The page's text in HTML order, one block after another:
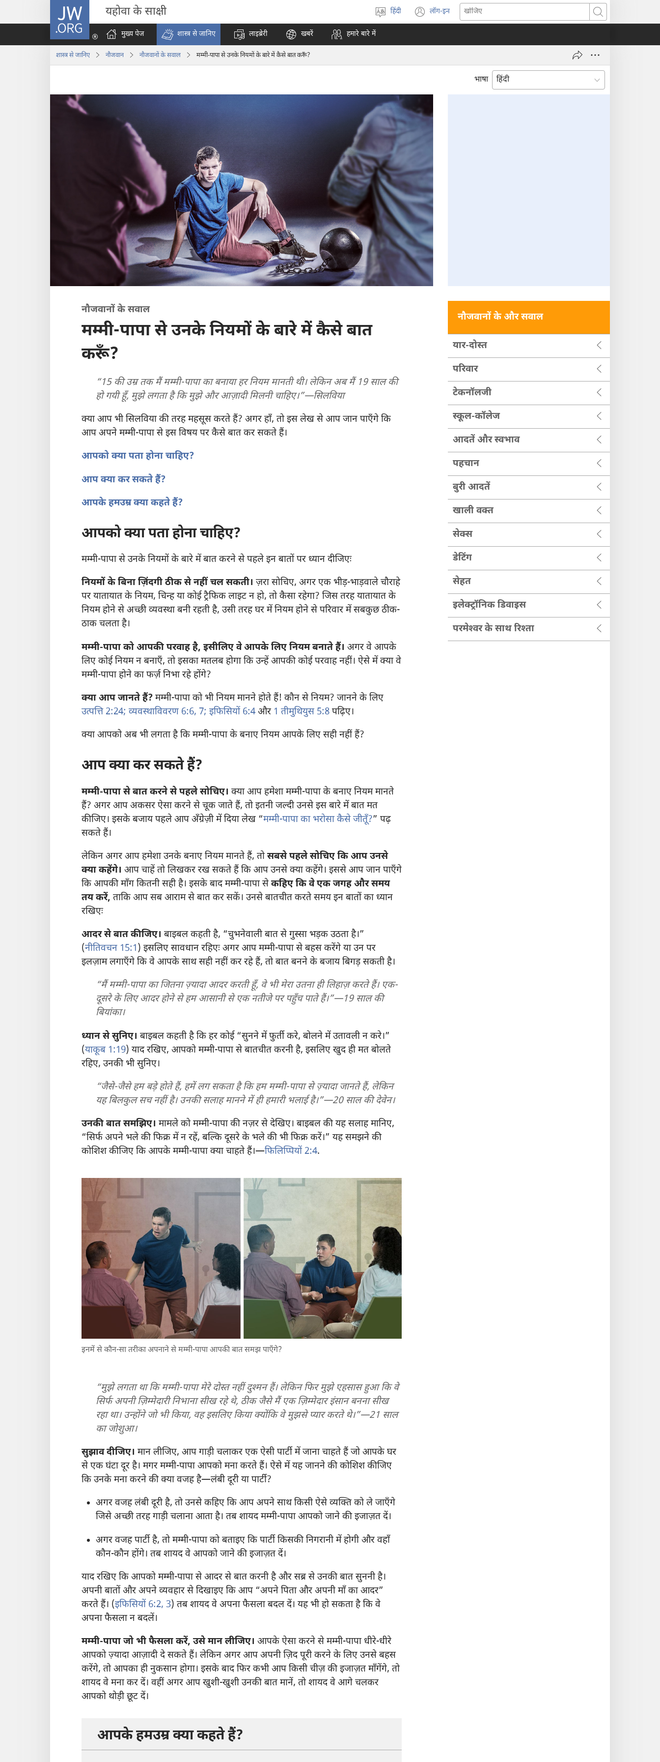
JW.ORG यहोवा के साक्षी
भाषा
चुनें
हिंदी लॉग-इन
(opens
new
खोजिए
मुख्य पेज शास्त्र से जानिए लाइब्रेरी खबरें हमारे बारे में
शास्त्र से जानिए नौजवान नौजवानों के सवाल मम्मी-पापा से उनके नियमों के बारे में कैसे बात करूँ?
भाषा
नौजवानों के सवाल
मम्मी-पापा से उनके नियमों के बारे में कैसे बात
करूँ?
“15 की उम्र तक मैं मम्मी-पापा का बनाया हर नियम मानती थी। लेकिन अब मैं 19 साल की
हो गयी हूँ, मुझे लगता है कि मुझे और आज़ादी मिलनी चाहिए।”—सिलविया
क्या आप भी सिलविया की तरह महसूस करते हैं? अगर हाँ, तो इस लेख से आप जान पाएँगे कि
आप अपने मम्मी-पापा से इस विषय पर कैसे बात कर सकते हैं।
आपको क्या पता होना चाहिए?
आप क्या कर सकते हैं?
आपके हमउम्र क्या कहते हैं?
आपको क्या पता होना चाहिए?
मम्मी-पापा से उनके नियमों के बारे में बात करने से पहले इन बातों पर ध्यान दीजिएः
नियमों के बिना ज़िंदगी ठीक से नहीं चल सकती। ज़रा सोचिए, अगर एक भीड़-भाड़वाले चौराहे
पर यातायात के नियम, चिन्ह या कोई ट्रैफिक लाइट न हो, तो कैसा रहेगा? जिस तरह यातायात के
नियम होने से अच्छी व्यवस्था बनी रहती है, उसी तरह घर में नियम होने से परिवार में सबकुछ ठीक-
ठाक चलता है।
मम्मी-पापा को आपकी परवाह है, इसीलिए वे आपके लिए नियम बनाते हैं। अगर वे आपके
लिए कोई नियम न बनाएँ, तो इसका मतलब होगा कि उन्हें आपकी कोई परवाह नहीं। ऐसे में क्या वे
मम्मी-पापा होने का फर्ज़ निभा रहे होंगे?
क्या आप जानते हैं? मम्मी-पापा को भी नियम मानने होते हैं! कौन से नियम? जानने के लिए
उत्पत्ति 2:24; व्यवस्थाविवरण 6:6, 7; इफिसियों 6:4 और 1 तीमुथियुस 5:8 पढ़िए।
क्या आपको अब भी लगता है कि मम्मी-पापा के बनाए नियम आपके लिए सही नहीं हैं?
आप क्या कर सकते हैं?
मम्मी-पापा से बात करने से पहले सोचिए। क्या आप हमेशा मम्मी-पापा के बनाए नियम मानते
हैं? अगर आप अकसर ऐसा करने से चूक जाते हैं, तो इतनी जल्दी उनसे इस बारे में बात मत
कीजिए। इसके बजाय पहले आप अँग्रेज़ी में दिया लेख “मम्मी-पापा का भरोसा कैसे जीतूँ?” पढ़
सकते हैं।
लेकिन अगर आप हमेशा उनके बनाए नियम मानते हैं, तोसबसे पहले सोचिए कि आप उनसे
क्या कहेंगे। आप चाहें तो लिखकर रख सकते हैं कि आप उनसे क्या कहेंगे। इससे आप जान पाएँगे
कि आपकी माँग कितनी सही है। इसके बाद मम्मी-पापा सेकहिए कि वे एक जगह और समय
तय करें, ताकि आप सब आराम से बात कर सकें। उनसे बातचीत करते समय इन बातों का ध्यान
रखिएः
आदर से बात कीजिए। बाइबल कहती है, “चुभनेवाली बात से गुस्सा भड़क उठता है।”
(नीतिवचन 15:1) इसलिए सावधान रहिएः अगर आप मम्मी-पापा से बहस करेंगे या उन पर
इलज़ाम लगाएँगे कि वे आपके साथ सही नहीं कर रहे हैं, तो बात बनने के बजाय बिगड़ सकती है।
“मैं मम्मी-पापा का जितना ज़्यादा आदर करती हूँ, वे भी मेरा उतना ही लिहाज़ करते हैं। एक-
दूसरे के लिए आदर होने से हम आसानी से एक नतीजे पर पहुँच पाते हैं।”—19 साल की
बियांका।
ध्यान से सुनिए। बाइबल कहती है कि हर कोई “सुनने में फुर्ती करे, बोलने में उतावली न करे।”
(याकूब 1:19) याद रखिए, आपको मम्मी-पापा से बातचीत करनी है, इसलिए खुद ही मत बोलते
रहिए, उनकी भी सुनिए।
“जैसे-जैसे हम बड़े होते हैं, हमें लग सकता है कि हम मम्मी-पापा से ज़्यादा जानते हैं, लेकिन
यह बिलकुल सच नहीं है। उनकी सलाह मानने में ही हमारी भलाई है।”—20 साल की देवेन।
उनकी बात समझिए। मामले को मम्मी-पापा की नज़र से देखिए। बाइबल की यह सलाह मानिए,
“सिर्फ अपने भले की फिक्र में न रहें, बल्कि दूसरे के भले की भी फिक्र करें।” यह समझने की
कोशिश कीजिए कि आपके मम्मी-पापा क्या चाहते हैं।—फिलिप्पियों 2:4.
इनमें से कौन-सा तरीका अपनाने से मम्मी-पापा आपकी बात समझ पाएँगे?
“मुझे लगता था कि मम्मी-पापा मेरे दोस्त नहीं दुश्‍मन हैं। लेकिन फिर मुझे एहसास हुआ कि वे
सिर्फ अपनी ज़िम्मेदारी निभाना सीख रहे थे, ठीक जैसे मैं एक ज़िम्मेदार इंसान बनना सीख
रहा था। उन्होंने जो भी किया, वह इसलिए किया क्योंकि वे मुझसे प्यार करते थे।”—21 साल
का जोशुआ।
सुझाव दीजिए। मान लीजिए, आप गाड़ी चलाकर एक ऐसी पार्टी में जाना चाहते हैं जो आपके घर
से एक घंटा दूर है। मगर मम्मी-पापा आपको मना करते हैं। ऐसे में यह जानने की कोशिश कीजिए
कि उनके मना करने की क्या वजह है—लंबी दूरी या पार्टी?
अगर वजह लंबी दूरी है, तो उनसे कहिए कि आप अपने साथ किसी ऐसे व्यक्‍ति को ले जाएँगे
जिसे अच्छी तरह गाड़ी चलाना आता है। तब शायद मम्मी-पापा आपको जाने की इजाज़त दें।
अगर वजह पार्टी है, तो मम्मी-पापा को बताइए कि पार्टी किसकी निगरानी में होगी और वहाँ
कौन-कौन होंगे। तब शायद वे आपको जाने की इजाज़त दें।
याद रखिए कि आपको मम्मी-पापा से आदर से बात करनी है और सब्र से उनकी बात सुननी है।
अपनी बातों और अपने व्यवहार से दिखाइए कि आप “अपने पिता और अपनी माँ का आदर”
करते हैं। (इफिसियों 6:2, 3) तब शायद वे अपना फैसला बदल दें। यह भी हो सकता है कि वे
अपना फैसला न बदलें।
मम्मी-पापा जो भी फैसला करें, उसे मान लीजिए। आपके ऐसा करने से मम्मी-पापा धीरे-धीरे
आपको ज़्यादा आज़ादी दे सकते हैं। लेकिन अगर आप अपनी ज़िद पूरी करने के लिए उनसे बहस
करेंगे, तो आपका ही नुकसान होगा। इसके बाद फिर कभी आप किसी चीज़ की इजाज़त माँगेंगे, तो
शायद वे मना कर दें। वहीं अगर आप खुशी-खुशी उनकी बात मानें, तो शायद वे आगे चलकर
आपको थोड़ी छूट दें।
आपके हमउम्र क्या कहते हैं?
नौजवानों के और सवाल
यार-दोस्त
परिवार
टेकनॉलजी
स्कूल-कॉलेज
आदतें और स्वभाव
पहचान
बुरी आदतें
खाली वक्‍त
सेक्स
डेटिंग
सेहत
इलेक्ट्रॉनिक डिवाइस
परमेश्‍वर के साथ रिश्ता